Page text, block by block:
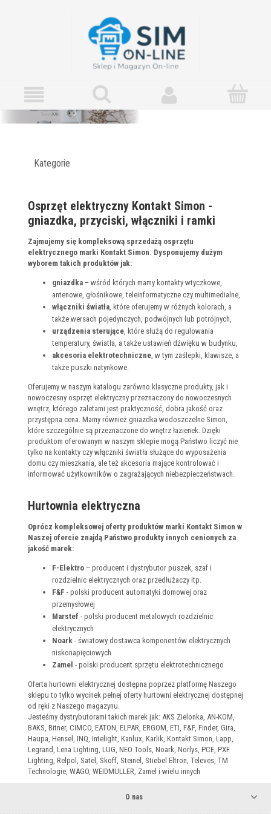
Kategorie
Osprzęt elektryczny Kontakt Simon -
gniazdka, przyciski, włączniki i ramki
Zajmujemy się kompleksową sprzedażą osprzętu
elektrycznego marki Kontakt Simon. Dysponujemy dużym
wyborem takich produktów jak:
gniazdka – wśród których mamy kontakty wtyczkowe,
antenowe, głośnikowe, teleinformatyczne czy multimedialne,
włączniki światła , które oferujemy w różnych kolorach, a
także wersach pojedynczych, podwójnych lub potrójnych,
urządzenia sterujące , które służą do regulowania
temperatury, światła, a także ustawień dźwięku w budynku,
akcesoria elektrotechniczne , w tym zaślepki, klawisze, a
także puszki natynkowe.
Oferujemy w naszym katalogu zarówno klasyczne produkty, jak i
nowoczesny osprzęt elektryczny przeznaczony do nowoczesnych
wnętrz, którego zaletami jest praktyczność, dobra jakość oraz
przystępna cena. Mamy również gniazdka wodoszczelne Simon,
które szczególnie są przeznaczone do wnętrz łazienek. Dzięki
produktom oferowanym w naszym sklepie mogą Państwo liczyć nie
tylko na kontakty czy włączniki światła służące do wyposażenia
domu czy mieszkania, ale też akcesoria mające kontrolować i
informować użytkowników o zagrażających niebezpieczeństwach.
Hurtownia elektryczna
Oprócz kompleksowej oferty produktów marki Kontakt Simon w
Naszej ofercie znajdą Państwo produkty innych cenionych za
jakość marek:
F-Elektro – producent i dystrybutor puszek, szaf i
rozdzielnic elektrycznych oraz przedłużaczy itp.
F&F - polski producent automatyki domowej oraz
przemysłowej
Marstef - polski producent metalowych rozdzielnic
elektrycznych
Noark - światowy dostawca komponentów elektrycznych
niskonapięciowych
Zamel - polski producent sprzętu elektrotechnicznego
Oferta hurtowni elektrycznej dostępna poprzez platformę Naszego
sklepu to tylko wycinek pełnej oferty hurtowni elektrycznej dostępnej
od ręki z Naszego magazynu.
Jesteśmy dystrybutorami takich marek jak: AKS Zielonka, AN-KOM,
BAKS, Bitner, CIMCO, EATON, ELPAR, ERGOM, ETI, F&F, Finder, Gira,
Haupa, Hensel, INQ, Intelight, Kanlux, Karlik, Kontakt Simon, Lapp,
Legrand, Lena Lighting, LUG, NEO Tools, Noark, Norlys, PCE, PXF
Lighting, Relpol, Satel, Skoff, Steinel, Stiebel Eltron, Televes, TM
Technologie, WAGO, WEIDMULLER, Zamel i wielu innych
O nas